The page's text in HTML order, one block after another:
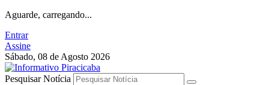
Aguarde, carregando...
Entrar
Assine
Sábado, 08 de Agosto 2026
Pesquisar Notícia